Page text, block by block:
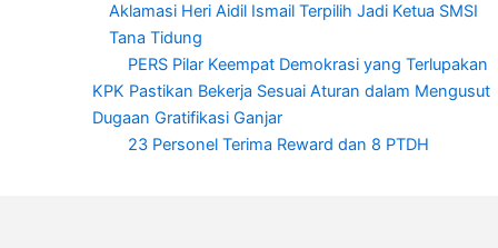
Aklamasi Heri Aidil Ismail Terpilih Jadi Ketua SMSI
Tana Tidung
PERS Pilar Keempat Demokrasi yang Terlupakan
KPK Pastikan Bekerja Sesuai Aturan dalam Mengusut
Dugaan Gratifikasi Ganjar
23 Personel Terima Reward dan 8 PTDH